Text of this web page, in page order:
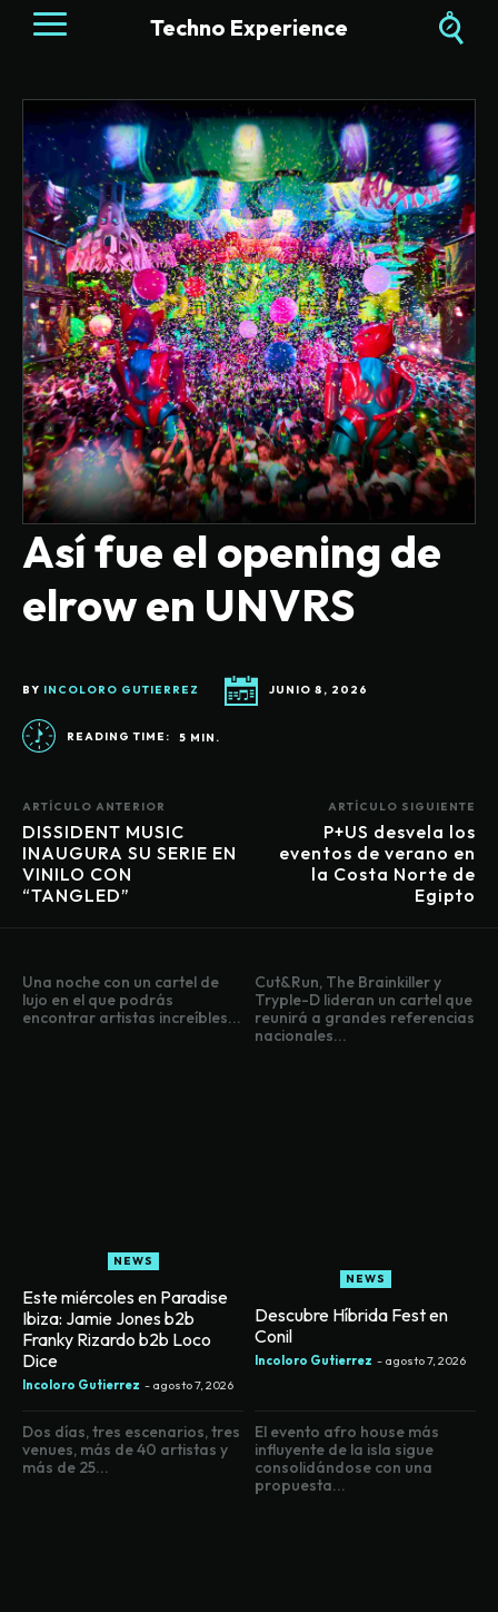
Techno Experience
Así fue el opening de
elrow en UNVRS
BY INCOLORO GUTIERREZ JUNIO 8, 2026
READING TIME: 5 MIN.
ARTÍCULO ANTERIOR
DISSIDENT MUSIC
INAUGURA SU SERIE EN
VINILO CON
“TANGLED”
ARTÍCULO SIGUIENTE
P+US desvela los
eventos de verano en
la Costa Norte de
Egipto
Una noche con un cartel de
lujo en el que podrás
encontrar artistas increíbles...
NEWS
Este miércoles en Paradise
Ibiza: Jamie Jones b2b
Franky Rizardo b2b Loco
Dice
Incoloro Gutierrez - agosto 7, 2026
Cut&Run, The Brainkiller y
Tryple-D lideran un cartel que
reunirá a grandes referencias
nacionales...
NEWS
Descubre Híbrida Fest en
Conil
Incoloro Gutierrez - agosto 7, 2026
Dos días, tres escenarios, tres
venues, más de 40 artistas y
más de 25...
El evento afro house más
influyente de la isla sigue
consolidándose con una
propuesta...